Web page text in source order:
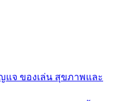
แจ ของเล่น สุขภาพและ